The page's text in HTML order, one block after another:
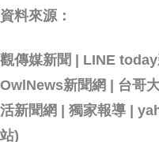
資料來源：
觀傳媒新聞 | LINE today
OwlNews新聞網 | 台哥
活新聞網 | 獨家報導 |
站)